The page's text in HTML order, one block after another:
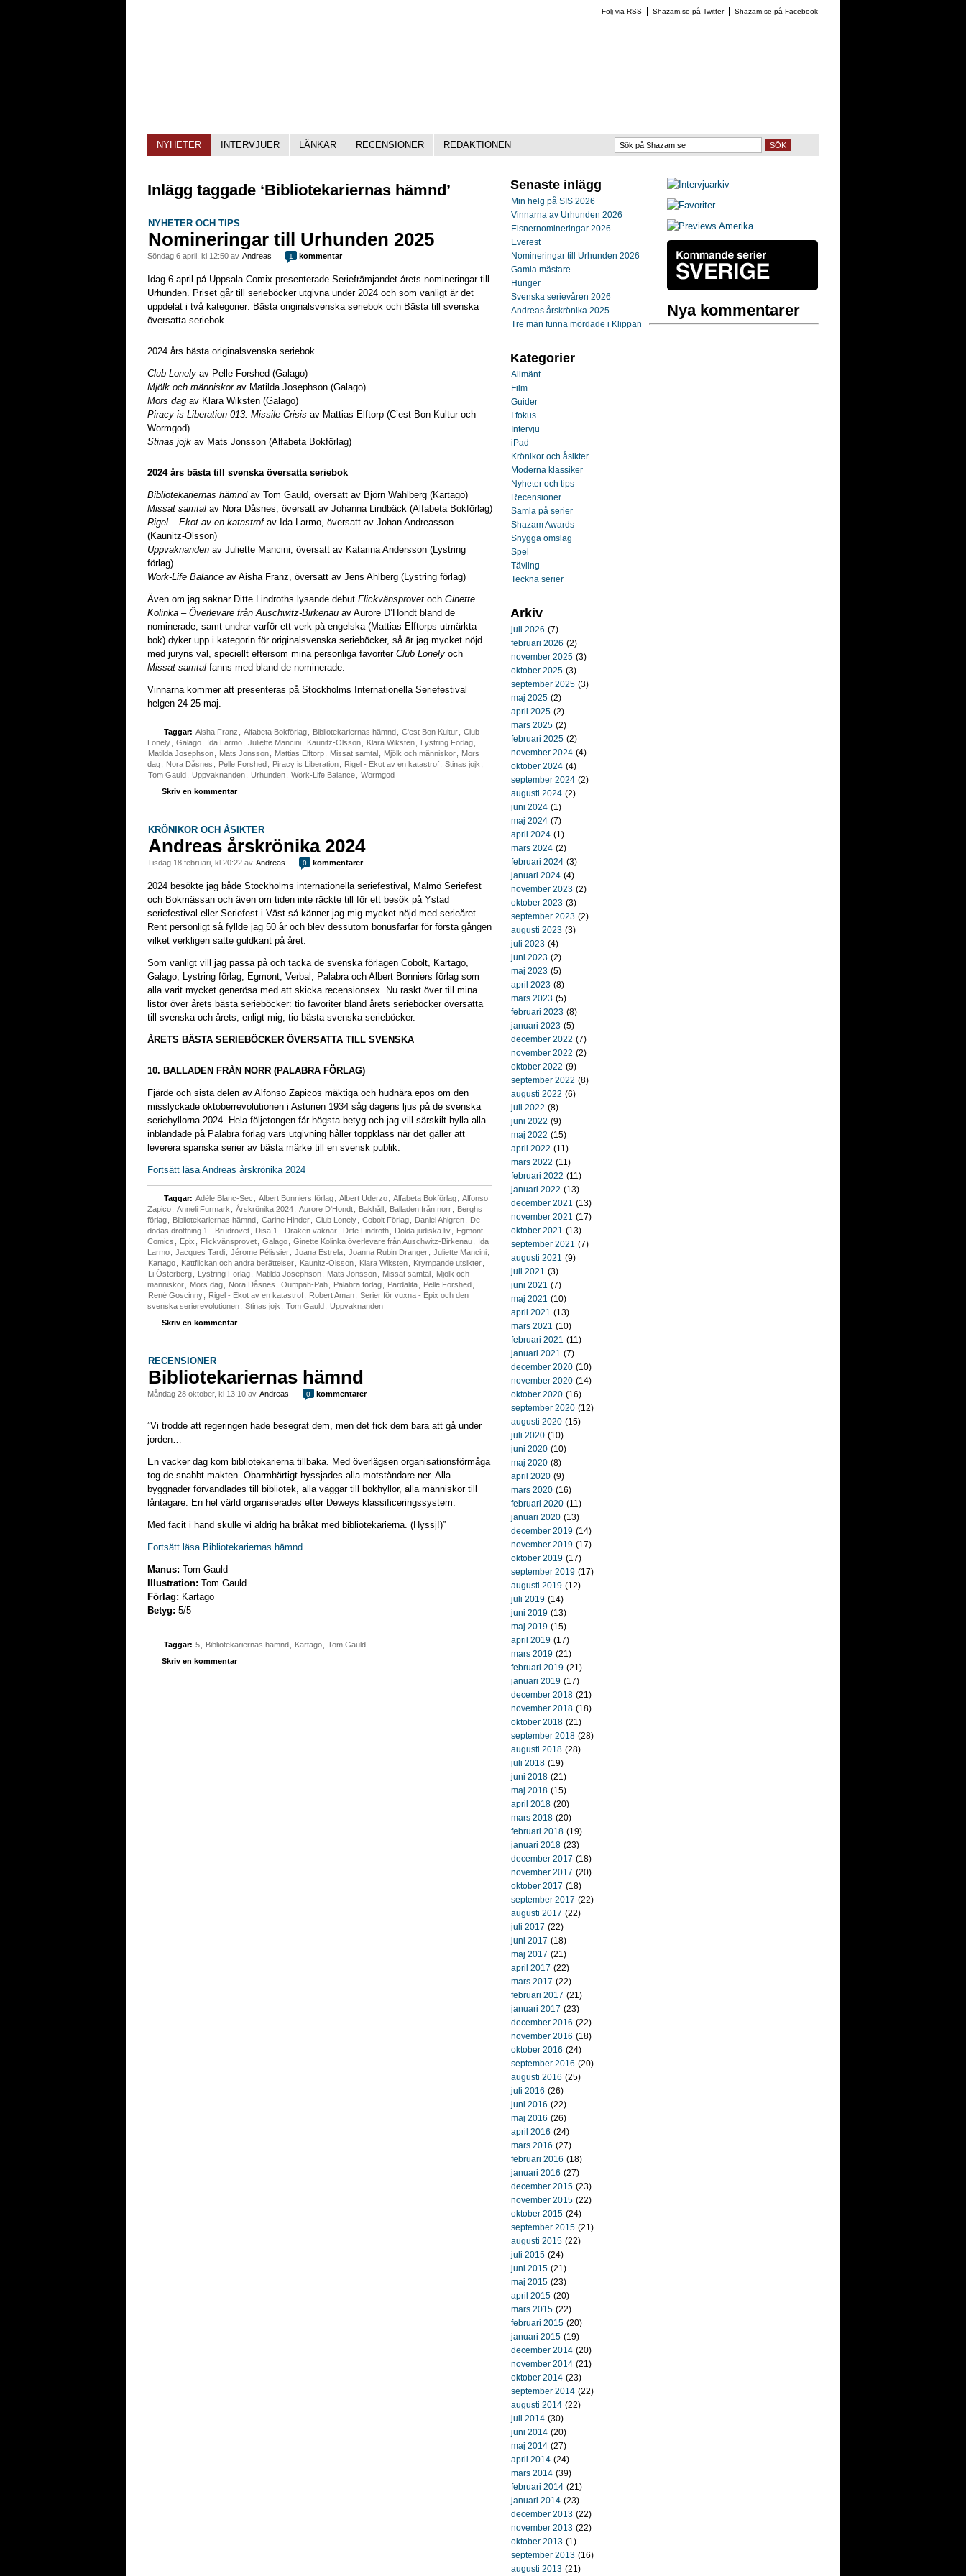
Shazam.se på Facebook
Shazam.se på Twitter
Följ via RSS
NYHETER INTERVJUER LÄNKAR RECENSIONER REDAKTIONEN SÖK
Inlägg taggade ‘Bibliotekariernas hämnd’
NYHETER OCH TIPS
Nomineringar till Urhunden 2025
söndag 6 april, kl 12:50 av Andreas 1 kommentar
Idag 6 april på Uppsala Comix presenterade Seriefrämjandet årets nomineringar till
Urhunden. Priset går till serieböcker utgivna under 2024 och som vanligt är det
uppdelat i två kategorier: Bästa originalsvenska seriebok och Bästa till svenska
översatta seriebok.
2024 års bästa originalsvenska seriebok
Club Lonely av Pelle Forshed (Galago)
Mjölk och människorav Matilda Josephson (Galago)
Mors dag av Klara Wiksten (Galago)
Piracy is Liberation 013: Missile Crisis av Mattias Elftorp (C’est Bon Kultur och
Wormgod)
Stinas jojk av Mats Jonsson (Alfabeta Bokförlag)
2024 års bästa till svenska översatta seriebok
Bibliotekariernas hämndav Tom Gauld, översatt av Björn Wahlberg (Kartago)
Missat samtal av Nora Dåsnes, översatt av Johanna Lindbäck (Alfabeta Bokförlag)
Rigel – Ekot av en katastrofav Ida Larmo, översatt av Johan Andreasson
(Kaunitz-Olsson)
Uppvaknanden av Juliette Mancini, översatt av Katarina Andersson (Lystring
förlag)
Work-Life Balance av Aisha Franz, översatt av Jens Ahlberg (Lystring förlag)
Även om jag saknar Ditte Lindroths lysande debut Flickvänsprovet och Ginette
Kolinka – Överlevare från Auschwitz-Birkenau av Aurore D’Hondt bland de
nominerade, samt undrar varför ett verk på engelska (Mattias Elftorps utmärkta
bok) dyker upp i kategorin för originalsvenska serieböcker, så är jag mycket nöjd
med juryns val, speciellt eftersom mina personliga favoriter Club Lonely och
Missat samtal fanns med bland de nominerade.
Vinnarna kommer att presenteras på Stockholms Internationella Seriefestival
helgen 24-25 maj.
Taggar: Aisha Franz Alfabeta Bokförlag Bibliotekariernas hämnd C'est Bon Kultur
Club
Lonely
Galago Ida Larmo Juliette Mancini Kaunitz-Olsson Klara Wiksten Lystring Förlag
Matilda Josephson
Mats Jonsson Mattias Elftorp Missat samtal Mjölk och människor
Mors
dag
Nora Dåsnes Pelle Forshed Piracy is Liberation Rigel - Ekot av en katastrof Stinas jojk
Tom Gauld
Uppvaknanden Urhunden Work-Life Balance
Wormgod
Skriv en kommentar
KRÖNIKOR OCH ÅSIKTER
Andreas årskrönika 2024
tisdag 18 februari, kl 20:22 av Andreas 0 kommentarer
2024 besökte jag både Stockholms internationella seriefestival, Malmö Seriefest
och Bokmässan och även om tiden inte räckte till för ett besök på Ystad
seriefestival eller Seriefest i Väst så känner jag mig mycket nöjd med serieåret.
Rent personligt så fyllde jag 50 år och blev dessutom bonusfarfar för första gången
vilket verkligen satte guldkant på året.
Som vanligt vill jag passa på och tacka de svenska förlagen Cobolt, Kartago,
Galago, Lystring förlag, Egmont, Verbal, Palabra och Albert Bonniers förlag som
alla varit mycket generösa med att skicka recensionsex. Nu raskt över till mina
listor över årets bästa serieböcker: tio favoriter bland årets serieböcker översatta
till svenska och årets, enligt mig, tio bästa svenska serieböcker.
ÅRETS BÄSTA SERIEBÖCKER ÖVERSATTA TILL SVENSKA
10. BALLADEN FRÅN NORR (PALABRA FÖRLAG)
Fjärde och sista delen av Alfonso Zapicos mäktiga och hudnära epos om den
misslyckade oktoberrevolutionen i Asturien 1934 såg dagens ljus på de svenska
seriehyllorna 2024. Hela följetongen får högsta betyg och jag vill särskilt hylla alla
inblandade på Palabra förlag vars utgivning håller toppklass när det gäller att
leverera spanska serier av bästa märke till en svensk publik.
Fortsätt läsa Andreas årskrönika 2024
Taggar: Adèle Blanc-Sec Albert Bonniers förlag Albert Uderzo Alfabeta Bokförlag
Alfonso
Zapico
Anneli Furmark Årskrönika 2024 Aurore D'Hondt Bakhåll Balladen från norr
Berghs
förlag
Bibliotekariernas hämnd Carine Hinder Club Lonely Cobolt Förlag Daniel Ahlgren
De
dödas drottning 1 - Brudrovet
Disa 1 - Draken vaknar Ditte Lindroth Dolda judiska liv
Egmont
Comics
Epix Flickvänsprovet Galago Ginette Kolinka överlevare från Auschwitz-Birkenau
Ida
Larmo
Jacques Tardi Jérome Pélissier Joana Estrela Joanna Rubin Dranger Juliette Mancini
Kartago
Kattflickan och andra berättelser Kaunitz-Olsson Klara Wiksten Krympande utsikter
Li Österberg
Lystring Förlag Matilda Josephson Mats Jonsson Missat samtal
Mjölk och
människor
Mors dag Nora Dåsnes Oumpah-Pah Palabra förlag Pardalita Pelle Forshed
René Goscinny
Rigel - Ekot av en katastrof Robert Aman
Serier för vuxna - Epix och den
svenska serierevolutionen
Stinas jojk Tom Gauld
Uppvaknanden
Skriv en kommentar
RECENSIONER
Bibliotekariernas hämnd
måndag 28 oktober, kl 13:10 av Andreas 0 kommentarer
”Vi trodde att regeringen hade besegrat dem, men det fick dem bara att gå under
jorden…
En vacker dag kom bibliotekarierna tillbaka. Med överlägsen organisationsförmåga
tog de snabbt makten. Obarmhärtigt hyssjades alla motståndare ner. Alla
byggnader förvandlades till bibliotek, alla väggar till bokhyllor, alla människor till
låntagare. En hel värld organiserades efter Deweys klassificeringssystem.
Med facit i hand skulle vi aldrig ha bråkat med bibliotekarierna. (Hyssj!)”
Fortsätt läsa Bibliotekariernas hämnd
Manus: Tom Gauld
Illustration: Tom Gauld
Förlag: Kartago
Betyg: 5/5
Taggar: 5 Bibliotekariernas hämnd Kartago
Tom Gauld
Skriv en kommentar
Senaste inlägg
Min helg på SIS 2026
Vinnarna av Urhunden 2026
Eisnernomineringar 2026
Everest
Nomineringar till Urhunden 2026
Gamla mästare
Hunger
Svenska serievåren 2026
Andreas årskrönika 2025
Tre män funna mördade i Klippan
Kategorier
Allmänt
Film
Guider
I fokus
Intervju
iPad
Krönikor och åsikter
Moderna klassiker
Nyheter och tips
Recensioner
Samla på serier
Shazam Awards
Snygga omslag
Spel
Tävling
Teckna serier
Arkiv
juli 2026 (7)
februari 2026 (2)
november 2025 (3)
oktober 2025 (3)
september 2025 (3)
maj 2025 (2)
april 2025 (2)
mars 2025 (2)
februari 2025 (2)
november 2024 (4)
oktober 2024 (4)
september 2024 (2)
augusti 2024 (2)
juni 2024 (1)
maj 2024 (7)
april 2024 (1)
mars 2024 (2)
februari 2024 (3)
januari 2024 (4)
november 2023 (2)
oktober 2023 (3)
september 2023 (2)
augusti 2023 (3)
juli 2023 (4)
juni 2023 (2)
maj 2023 (5)
april 2023 (8)
mars 2023 (5)
februari 2023 (8)
januari 2023 (5)
december 2022 (7)
november 2022 (2)
oktober 2022 (9)
september 2022 (8)
augusti 2022 (6)
juli 2022 (8)
juni 2022 (9)
maj 2022 (15)
april 2022 (11)
mars 2022 (11)
februari 2022 (11)
januari 2022 (13)
december 2021 (13)
november 2021 (17)
oktober 2021 (13)
september 2021 (7)
augusti 2021 (9)
juli 2021 (3)
juni 2021 (7)
maj 2021 (10)
april 2021 (13)
mars 2021 (10)
februari 2021 (11)
januari 2021 (7)
december 2020 (10)
november 2020 (14)
oktober 2020 (16)
september 2020 (12)
augusti 2020 (15)
juli 2020 (10)
juni 2020 (10)
maj 2020 (8)
april 2020 (9)
mars 2020 (16)
februari 2020 (11)
januari 2020 (13)
december 2019 (14)
november 2019 (17)
oktober 2019 (17)
september 2019 (17)
augusti 2019 (12)
juli 2019 (14)
juni 2019 (13)
maj 2019 (15)
april 2019 (17)
mars 2019 (21)
februari 2019 (21)
januari 2019 (17)
december 2018 (21)
november 2018 (18)
oktober 2018 (21)
september 2018 (28)
augusti 2018 (28)
juli 2018 (19)
juni 2018 (21)
maj 2018 (15)
april 2018 (20)
mars 2018 (20)
februari 2018 (19)
januari 2018 (23)
december 2017 (18)
november 2017 (20)
oktober 2017 (18)
september 2017 (22)
augusti 2017 (22)
juli 2017 (22)
juni 2017 (18)
maj 2017 (21)
april 2017 (22)
mars 2017 (22)
februari 2017 (21)
januari 2017 (23)
december 2016 (22)
november 2016 (18)
oktober 2016 (24)
september 2016 (20)
augusti 2016 (25)
juli 2016 (26)
juni 2016 (22)
maj 2016 (26)
april 2016 (24)
mars 2016 (27)
februari 2016 (18)
januari 2016 (27)
december 2015 (23)
november 2015 (22)
oktober 2015 (24)
september 2015 (21)
augusti 2015 (22)
juli 2015 (24)
juni 2015 (21)
maj 2015 (23)
april 2015 (20)
mars 2015 (22)
februari 2015 (20)
januari 2015 (19)
december 2014 (20)
november 2014 (21)
oktober 2014 (23)
september 2014 (22)
augusti 2014 (22)
juli 2014 (30)
juni 2014 (20)
maj 2014 (27)
april 2014 (24)
mars 2014 (39)
februari 2014 (21)
januari 2014 (23)
december 2013 (22)
november 2013 (22)
oktober 2013 (1)
september 2013 (16)
augusti 2013 (21)
Nya kommentarer